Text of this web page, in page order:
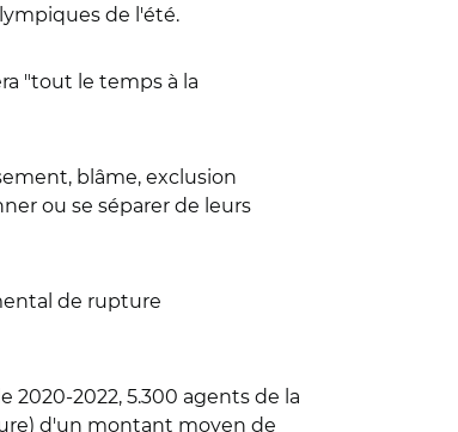
de l'été.
"tout le temps à la
blâme, exclusion
ou se séparer de leurs
de rupture
2020-2022, 5.300 agents de la
d'un montant moyen de